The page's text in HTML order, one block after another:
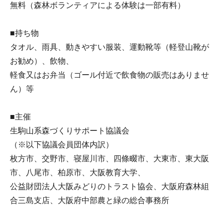
無料（森林ボランティアによる体験は一部有料）
■持ち物
タオル、雨具、動きやすい服装、運動靴等（軽登山靴が
お勧め）、飲物、
軽食又はお弁当（ゴール付近で飲食物の販売はありませ
ん）等
■主催
生駒山系森づくりサポート協議会
（※以下協議会員団体内訳）
枚方市、交野市、寝屋川市、四條畷市、大東市、東大阪
市、八尾市、柏原市、大阪教育大学、
公益財団法人大阪みどりのトラスト協会、大阪府森林組
合三島支店、大阪府中部農と緑の総合事務所